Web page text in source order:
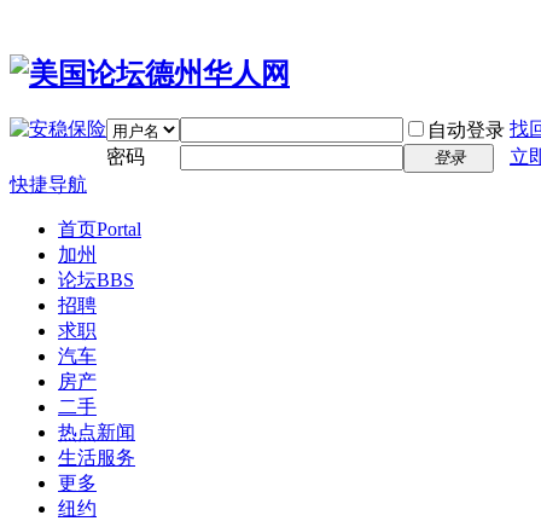
自动登录 找
密码
登录
立
快捷导航
首页Portal
加州
论坛BBS
招聘
求职
汽车
房产
二手
热点新闻
生活服务
更多
纽约